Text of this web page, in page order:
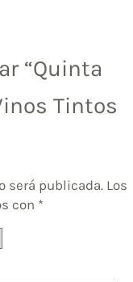
“Quinta
Tintos
será publicada. Los
con *